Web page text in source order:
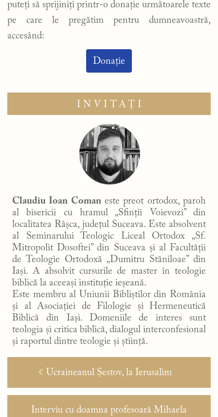
puteți să sprijiniți printr-o donație următoarele texte
pe care le pregătim pentru dumneavoastră,
accesând:
Donație
INVITAȚI
Claudiu Ioan Comaneste preot ortodox, paroh
al bisericii cu hramul „Sfinții Voievozi” din
localitatea Râșca, județul Suceava. Este absolvent
al Seminarului Teologic Liceal Ortodox „Sf.
Mitropolit Dosoftei” din Suceava și al Facultății
de Teologie Ortodoxă „Dumitru Stăniloae” din
Iași. A absolvit cursurile de master în teologie
biblică la aceeași instituție ieșeană.
Este membru al Uniunii Bibliștilor din România
și al Asociației de Filologie și Hermeneutică
Biblică din Iași. Domeniile de interes sunt
teologia și critica biblică, dialogul interconfesional
și raportul dintre teologie și știință.
Navigare
articole
Articolul
anterior:
Ucraineanul Șestov, la Ierusalim
Articolul
Interviu cu doamna profesoară Mihaela